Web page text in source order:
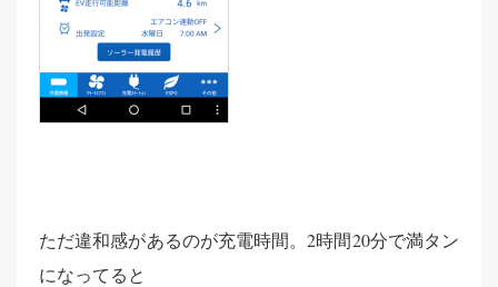
ただ違和感があるのが充電時間。2時間20分で満タン
になってると